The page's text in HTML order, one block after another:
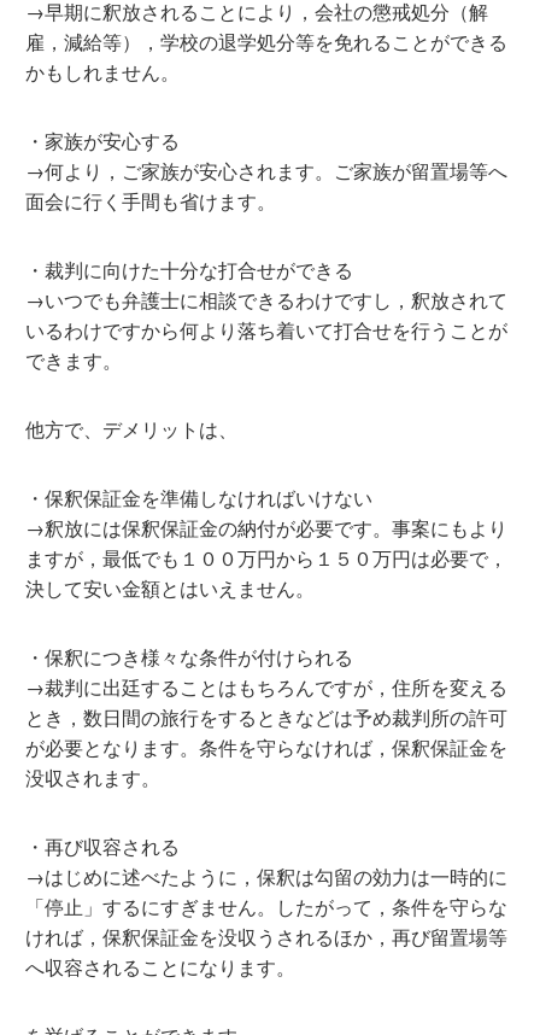
→早期に釈放されることにより，会社の懲戒処分（解
雇，減給等），学校の退学処分等を免れることができる
かもしれません。
・家族が安心する
→何より，ご家族が安心されます。ご家族が留置場等へ
面会に行く手間も省けます。
・裁判に向けた十分な打合せができる
→いつでも弁護士に相談できるわけですし，釈放されて
いるわけですから何より落ち着いて打合せを行うことが
できます。
他方で、デメリットは、
・保釈保証金を準備しなければいけない
→釈放には保釈保証金の納付が必要です。事案にもより
ますが，最低でも１００万円から１５０万円は必要で，
決して安い金額とはいえません。
・保釈につき様々な条件が付けられる
→裁判に出廷することはもちろんですが，住所を変える
とき，数日間の旅行をするときなどは予め裁判所の許可
が必要となります。条件を守らなければ，保釈保証金を
没収されます。
・再び収容される
→はじめに述べたように，保釈は勾留の効力は一時的に
「停止」するにすぎません。したがって，条件を守らな
ければ，保釈保証金を没収うされるほか，再び留置場等
へ収容されることになります。